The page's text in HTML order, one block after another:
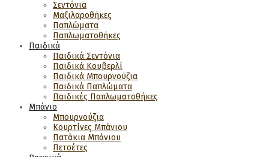
Σεντόνια
Μαξιλαροθήκες
Παπλώματα
Παπλωματοθήκες
Παιδικά
Παιδικά Σεντόνια
Παιδικά Κουβερλί
Παιδικά Μπουρνούζια
Παιδικά Παπλώματα
Παιδικές Παπλωματοθήκες
Μπάνιο
Μπουρνούζια
Κουρτίνες Μπάνιου
Πατάκια Μπάνιου
Πετσέτες